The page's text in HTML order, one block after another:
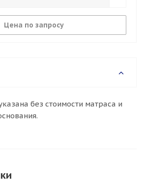
Цена по запросу
без стоимости матраса и